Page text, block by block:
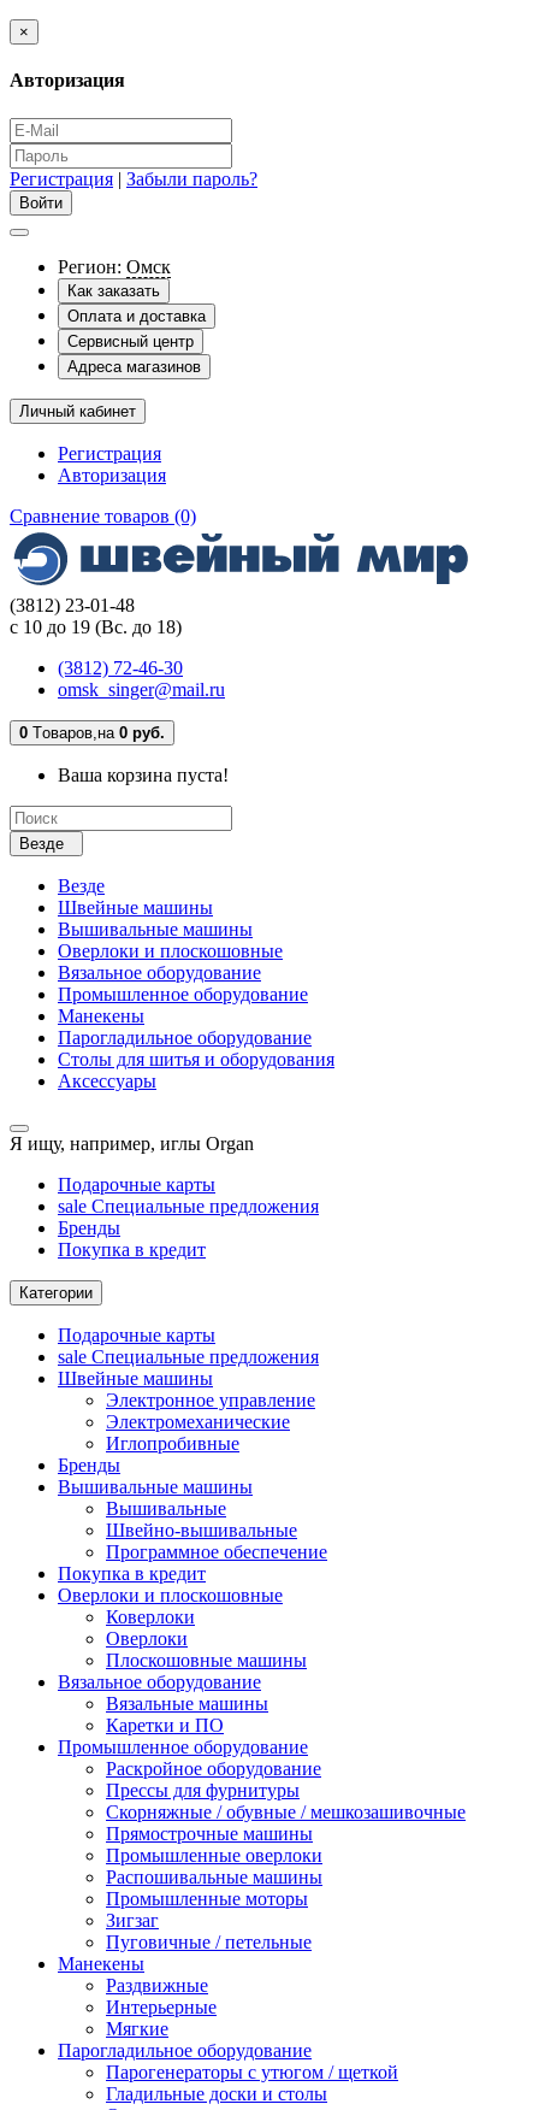
×
Авторизация
Регистрация | Забыли пароль?
Регион: Омск
Как заказать
Оплата и доставка
Сервисный центр
Адреса магазинов
Личный кабинет
Регистрация
Авторизация
Сравнение товаров (0)
(3812) 23-01-48
с 10 до 19 (Вс. до 18)
(3812) 72-46-30
omsk_singer@mail.ru
0 Tоваров,на 0 руб.
Ваша корзина пуста!
Везде
Везде
Швейные машины
Вышивальные машины
Оверлоки и плоскошовные
Вязальное оборудование
Промышленное оборудование
Манекены
Парогладильное оборудование
Столы для шитья и оборудования
Аксессуары
Я ищу, например, иглы Organ
Подарочные карты
sale Специальные предложения
Бренды
Покупка в кредит
Категории
Подарочные карты
sale Специальные предложения
Швейные машины
Электронное управление
Электромеханические
Иглопробивные
Бренды
Вышивальные машины
Вышивальные
Швейно-вышивальные
Программное обеспечение
Покупка в кредит
Оверлоки и плоскошовные
Коверлоки
Оверлоки
Плоскошовные машины
Вязальное оборудование
Вязальные машины
Каретки и ПО
Промышленное оборудование
Раскройное оборудование
Прессы для фурнитуры
Скорняжные / обувные / мешкозашивочные
Прямострочные машины
Промышленные оверлоки
Распошивальные машины
Промышленные моторы
Зигзаг
Пуговичные / петельные
Манекены
Раздвижные
Интерьерные
Мягкие
Парогладильное оборудование
Парогенераторы с утюгом / щеткой
Гладильные доски и столы